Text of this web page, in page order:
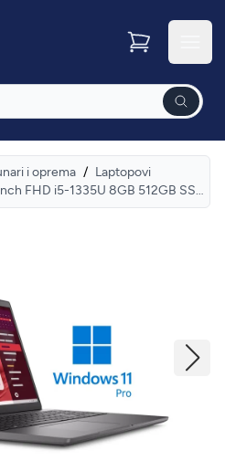
i oprema / Laptopovi
DELL Latitude 3550 15.6 inch FHD i5-1335U 8GB 512GB SSD Backlit FP Win11Pro 3yr ProSupport laptop